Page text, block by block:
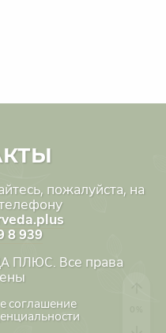
пожалуйста, на
8 939
ПЛЮС. Все права
соглашение